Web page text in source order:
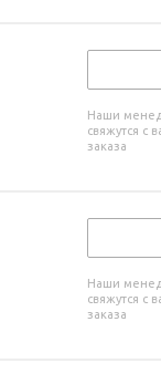
Наши
свяжутся с
заказа
Наши
свяжутся с
заказа